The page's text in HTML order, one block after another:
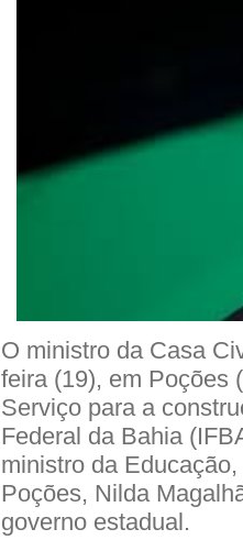
O ministro da Casa
feira (19), em Poções
Serviço para a
Federal da Bahia
ministro da
Poções, Nilda
governo estadual.